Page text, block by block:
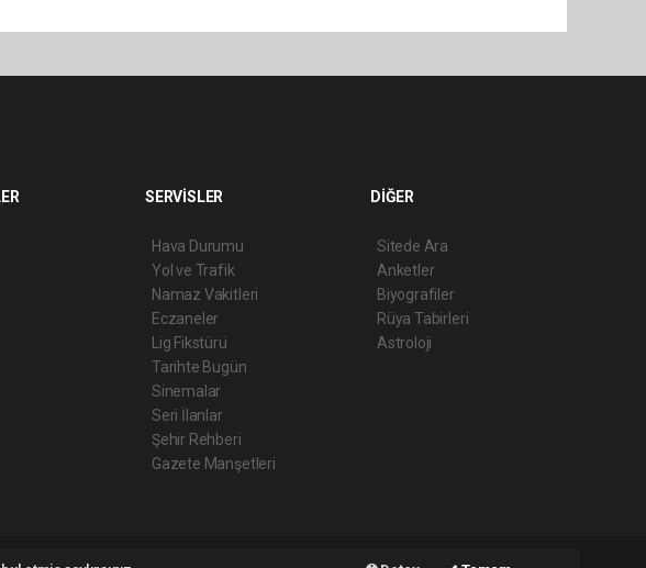
SERVİSLER
Hava Durumu
Yol ve Trafik
Namaz Vakitleri
Eczaneler
Lig Fikstürü
Tarihte Bugün
Sinemalar
Seri İlanlar
Şehir Rehberi
Gazete Manşetleri
DİĞER
Sitede Ara
Anketler
Biyografiler
Rüya Tabirleri
Astroloji